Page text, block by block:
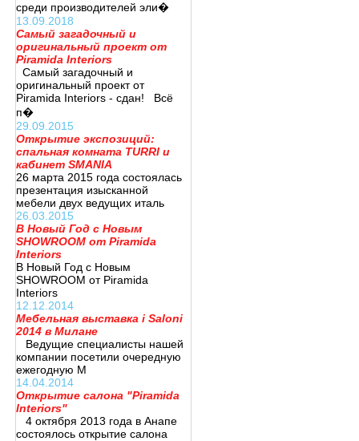
среди производителей эли�
13.09.2018
Самый загадочный и
оригинальный проект от
Piramida Interiors
Самый загадочный и
оригинальный проект от
Piramida Interiors - сдан! Всё
п�
29.09.2015
Открытие экспозиций:
спальная комната TURRI и
кабинет SMANIA
26 марта 2015 года состоялась
презентация изысканной
мебели двух ведущих италь
26.03.2015
В Новый Год с Новым
SHOWROOM от Piramida
Interiors
В Новый Год с Новым
SHOWROOM от Piramida
Interiors
12.12.2014
Мебельная выставка i Saloni
2014 в Милане
Ведущие специалисты нашей
компании посетили очередную
ежегодную М
14.04.2014
Открытие салона "Piramida
Interiors"
4 октября 2013 года в Анапе
состоялось открытие салона